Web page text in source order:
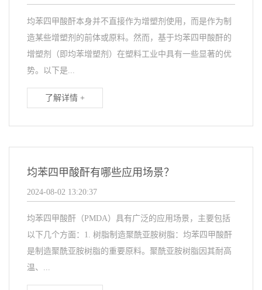
均苯四甲酸酐本身并不直接作为增塑剂使用，而是作为制
造某些增塑剂的前体或原料。然而，基于均苯四甲酸酐的
增塑剂（即均苯增塑剂）在塑料工业中具有一些显著的优
势。以下是...
了解详情 +
均苯四甲酸酐有哪些应用场景？
2024-08-02 13:20:37
均苯四甲酸酐（PMDA）具有广泛的应用场景，主要包括
以下几个方面：1. 树脂制造聚酰亚胺树脂：均苯四甲酸酐
是制造聚酰亚胺树脂的重要原料。聚酰亚胺树脂因其耐高
温、...